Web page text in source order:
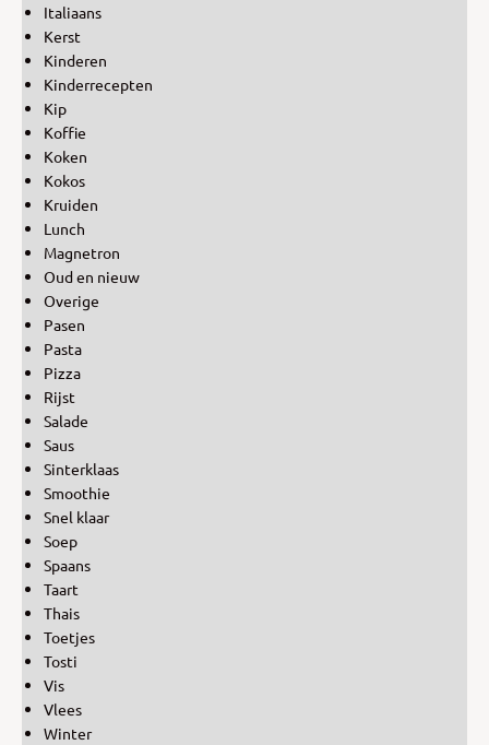
Italiaans
Kerst
Kinderen
Kinderrecepten
Kip
Koffie
Koken
Kokos
Kruiden
Lunch
Magnetron
Oud en nieuw
Overige
Pasen
Pasta
Pizza
Rijst
Salade
Saus
Sinterklaas
Smoothie
Snel klaar
Soep
Spaans
Taart
Thais
Toetjes
Tosti
Vis
Vlees
Winter